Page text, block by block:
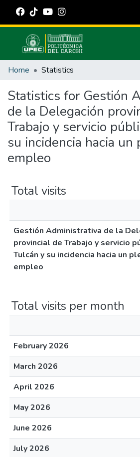
Communities & Collections
Estadísticas Externas
Manuales
Home Statistics
Statistics for Gestión
de la Delegación
Trabajo y servicio
su incidencia hacia un
empleo
Total visits
Gestión Administrativa de la
provincial de Trabajo y servicio
Tulcán y su incidencia hacia un
empleo
Total visits per month
February 2026
March 2026
April 2026
May 2026
June 2026
July 2026